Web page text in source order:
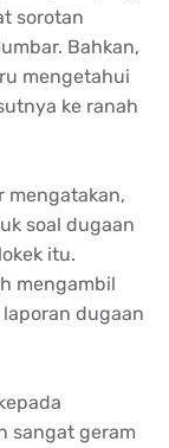
sorotan
Bahkan,
mengetahui
ke ranah
mengatakan,
soal dugaan
itu.
mengambil
dugaan
sangat geram